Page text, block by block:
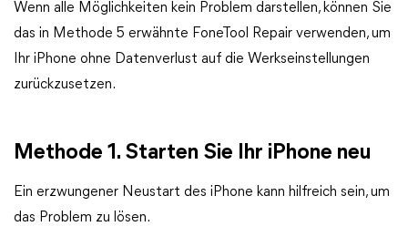
Wenn alle Möglichkeiten kein Problem darstellen, können Sie
das in Methode 5 erwähnte FoneTool Repair verwenden, um
Ihr iPhone ohne Datenverlust auf die Werkseinstellungen
zurückzusetzen.
Methode 1. Starten Sie Ihr iPhone neu
Ein erzwungener Neustart des iPhone kann hilfreich sein, um
das Problem zu lösen.